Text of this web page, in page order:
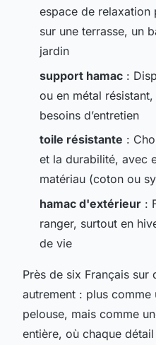
espace de relaxation
sur une terrasse, un
jardin
support hamac :
ou en métal
besoins d’entretien
toile résistante :
et la durabilité, avec
matériau (coton ou
hamac d'extérieur :
ranger, surtout en
de vie
Près de six Français
autrement : plus
pelouse, mais comme
entière, où chaque